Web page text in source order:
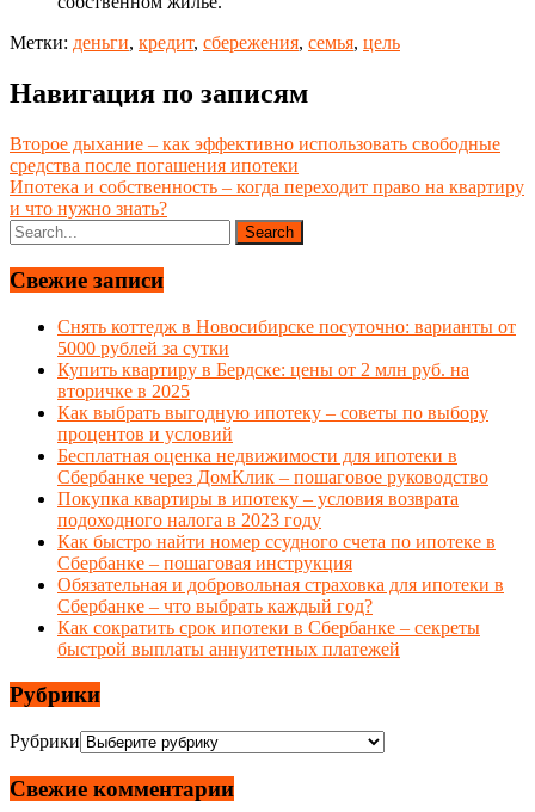
Метки: деньги, кредит, сбережения, семья, цель
Навигация по записям
Второе дыхание – как эффективно использовать свободные
средства после погашения ипотеки
Ипотека и собственность – когда переходит право на квартиру
и что нужно знать?
Свежие записи
Снять коттедж в Новосибирске посуточно: варианты от
5000 рублей за сутки
Купить квартиру в Бердске: цены от 2 млн руб. на
вторичке в 2025
Как выбрать выгодную ипотеку – советы по выбору
процентов и условий
Бесплатная оценка недвижимости для ипотеки в
Сбербанке через ДомКлик – пошаговое руководство
Покупка квартиры в ипотеку – условия возврата
подоходного налога в 2023 году
Как быстро найти номер ссудного счета по ипотеке в
Сбербанке – пошаговая инструкция
Обязательная и добровольная страховка для ипотеки в
Сбербанке – что выбрать каждый год?
Как сократить срок ипотеки в Сбербанке – секреты
быстрой выплаты аннуитетных платежей
Рубрики
Рубрики
Свежие комментарии